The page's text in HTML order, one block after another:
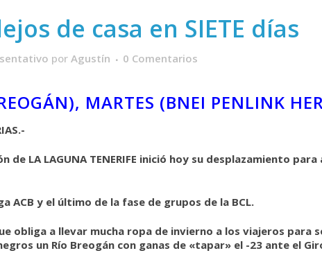
de casa en SIETE días
por Agustín 0 Comentarios
MARTES (BNEI PENLINK
de LA LAGUNA TENERIFE inició hoy su desplazamiento
ACB y el último de la fase de grupos de la BCL.
obliga a llevar mucha ropa de invierno a los viajeros
un Río Breogán con ganas de «tapar» el -23 ante el